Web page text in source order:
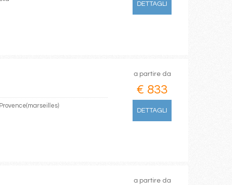
DETTAGLI
a partire da
€ 833
DETTAGLI
a partire da